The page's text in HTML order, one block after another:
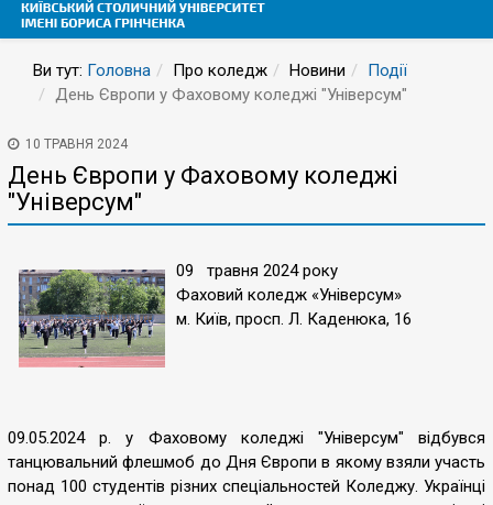
Ви тут: Головна Про коледж Новини
Події
День Європи у Фаховому коледжі "Універсум"
10 ТРАВНЯ 2024
День Європи у Фаховому коледжі
"Універсум"
09 травня 2024 року
Фаховий коледж «Універсум»
м. Київ, просп. Л. Каденюка, 16
09.05.2024 р. у Фаховому коледжі "Універсум" відбувся
танцювальний флешмоб до Дня Європи в якому взяли участь
понад 100 студентів різних спеціальностей Коледжу. Українці